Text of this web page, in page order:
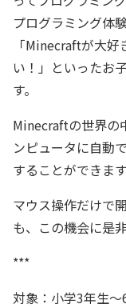
プログラミング体
「Minecraftが大
い！」といったお
す。
Minecraftの世界の
ンピュータに自動
することができます
マウス操作だけで
も、この機会に是
***
対象：小学3年生～